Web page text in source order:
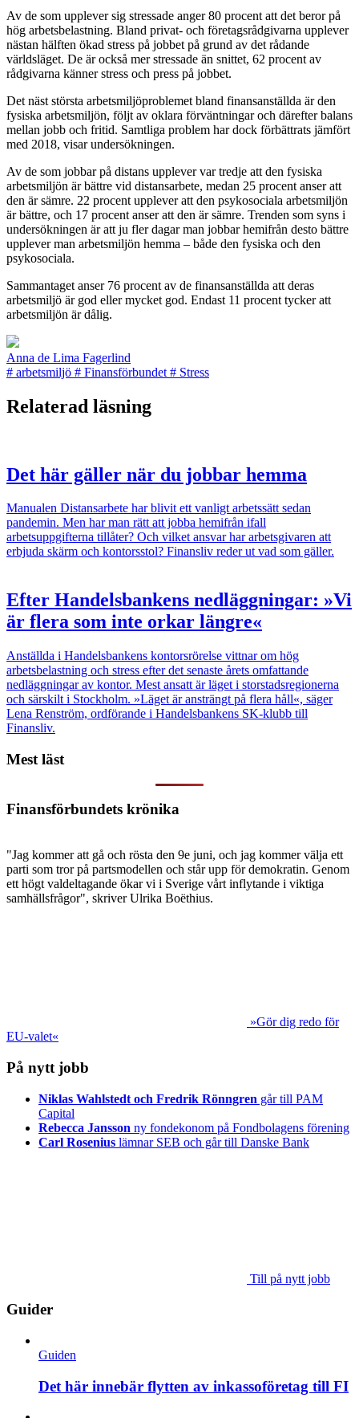
Av de som upplever sig stressade anger 80 procent att det beror på
hög arbetsbelastning. Bland privat- och företagsråd­givarna upplever
nästan hälften ökad stress på jobbet på grund av det rådande
världsläget. De är också mer stressade än snittet, 62 procent av
rådgivarna känner stress och press på jobbet.
Det näst största arbetsmiljöproblemet bland finansanställda är den
fysiska arbetsmiljön, följt av oklara förväntningar och därefter balans
mellan jobb och fritid. Samtliga problem har dock förbättrats jämfört
med 2018, visar undersökningen.
Av de som jobbar på distans upplever var tredje att den fysiska
arbetsmiljön är bättre vid distansarbete, medan 25 procent anser att
den är sämre. 22 procent upplever att den psykosociala arbetsmiljön
är bättre, och 17 procent anser att den är sämre. Trenden som syns i
undersökningen är att ju fler dagar man jobbar hemifrån desto bättre
upplever man arbetsmiljön hemma – både den fysiska och den
psykosociala.
Sammantaget anser 76 procent av de finansanställda att deras
arbetsmiljö är god eller mycket god. Endast 11 procent tycker att
arbetsmiljön är dålig.
Anna de Lima Fagerlind
# arbetsmiljö # Finansförbundet # Stress
Relaterad läsning
Det här gäller när du jobbar hemma
Manualen Distansarbete har blivit ett vanligt arbetssätt sedan
pandemin. Men har man rätt att jobba hemifrån ifall
arbetsuppgifterna tillåter? Och vilket ansvar har arbetsgivaren att
erbjuda skärm och kontorsstol? Finansliv reder ut vad som gäller.
Efter Handelsbankens nedläggningar: »Vi
är flera som inte orkar längre«
Anställda i Handelsbankens kontorsrörelse vittnar om hög
arbetsbelastning och stress efter det senaste årets omfattande
nedläggningar av kontor. Mest ansatt är läget i storstadsregionerna
och särskilt i Stockholm. »Läget är ansträngt på flera håll«, säger
Lena Renström, ordförande i Handelsbankens SK-klubb till
Finansliv.
Mest läst
Finansförbundets krönika
"Jag kommer att gå och rösta den 9e juni, och jag kommer välja ett
parti som tror på partsmodellen och står upp för demokratin. Genom
ett högt valdeltagande ökar vi i Sverige vårt inflytande i viktiga
samhällsfrågor", skriver Ulrika Boëthius.
»Gör dig redo för
EU-valet«
På nytt jobb
Niklas Wahlstedt och Fredrik Rönngren går till PAM
Capital
Rebecca Jansson ny fondekonom på Fondbolagens förening
Carl Rosenius lämnar SEB och går till Danske Bank
Till på nytt jobb
Guider
Guiden
Det här innebär flytten av inkassoföretag till FI